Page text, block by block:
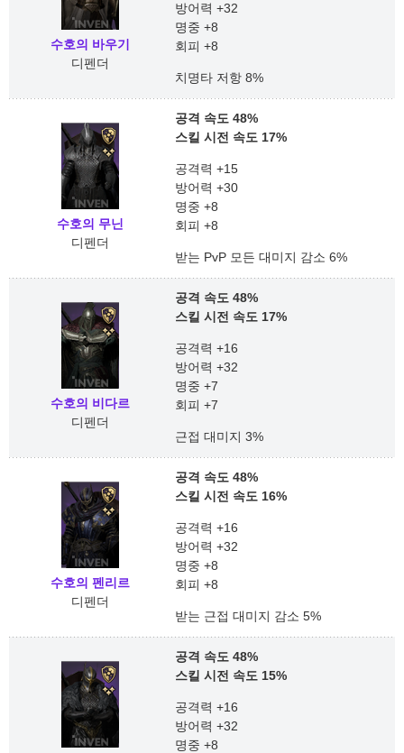
수호의 바우기
디펜더
방어력 +32
명중 +8
회피 +8
치명타 저항 8%
수호의 무닌
디펜더
공격 속도 48%
스킬 시전 속도 17%
공격력 +15
방어력 +30
명중 +8
회피 +8
받는 PvP 모든 대미지 감소 6%
수호의 비다르
디펜더
공격 속도 48%
스킬 시전 속도 17%
공격력 +16
방어력 +32
명중 +7
회피 +7
근접 대미지 3%
수호의 펜리르
디펜더
공격 속도 48%
스킬 시전 속도 16%
공격력 +16
방어력 +32
명중 +8
회피 +8
받는 근접 대미지 감소 5%
공격 속도 48%
스킬 시전 속도 15%
공격력 +16
방어력 +32
명중 +8